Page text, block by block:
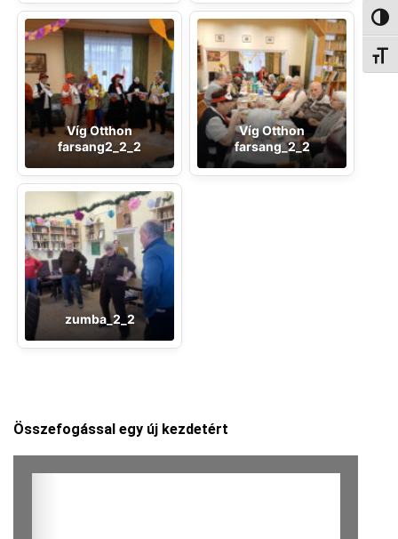
Víg Otthon
farsang2_2_2
Víg Otthon
farsang_2_2
zumba_2_2
Összefogással egy új kezdetért